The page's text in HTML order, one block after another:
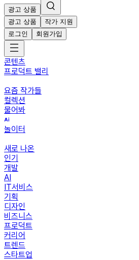
광고 상품
광고 상품
작가 지원
로그인
회원가입
콘텐츠
프로덕트 밸리
요즘 작가들
컬렉션
물어봐
놀이터
새로 나온
인기
개발
AI
IT서비스
기획
디자인
비즈니스
프로덕트
커리어
트렌드
스타트업